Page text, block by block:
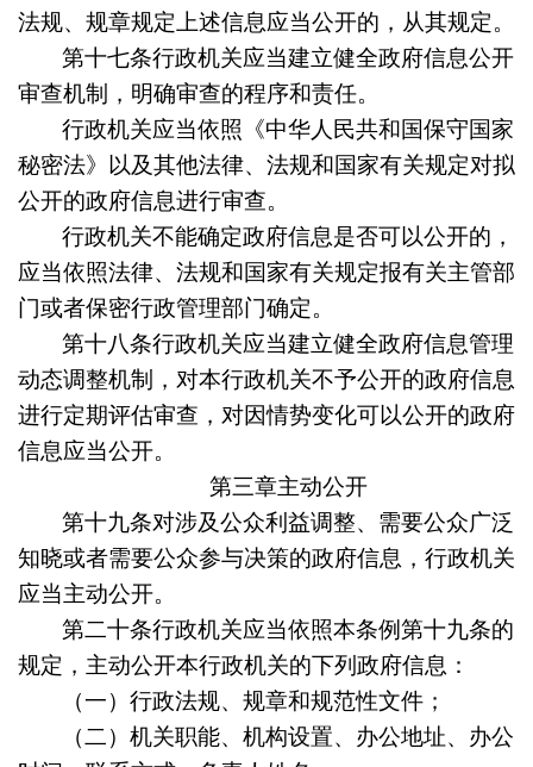
法规、规章规定上述信息应当公开的，从其规定。
第十七条行政机关应当建立健全政府信息公开
审查机制，明确审查的程序和责任。
行政机关应当依照《中华人民共和国保守国家
秘密法》以及其他法律、法规和国家有关规定对拟
公开的政府信息进行审查。
行政机关不能确定政府信息是否可以公开的，
应当依照法律、法规和国家有关规定报有关主管部
门或者保密行政管理部门确定。
第十八条行政机关应当建立健全政府信息管理
动态调整机制，对本行政机关不予公开的政府信息
进行定期评估审查，对因情势变化可以公开的政府
信息应当公开。
第三章主动公开
第十九条对涉及公众利益调整、需要公众广泛
知晓或者需要公众参与决策的政府信息，行政机关
应当主动公开。
第二十条行政机关应当依照本条例第十九条的
规定，主动公开本行政机关的下列政府信息：
（一）行政法规、规章和规范性文件；
（二）机关职能、机构设置、办公地址、办公